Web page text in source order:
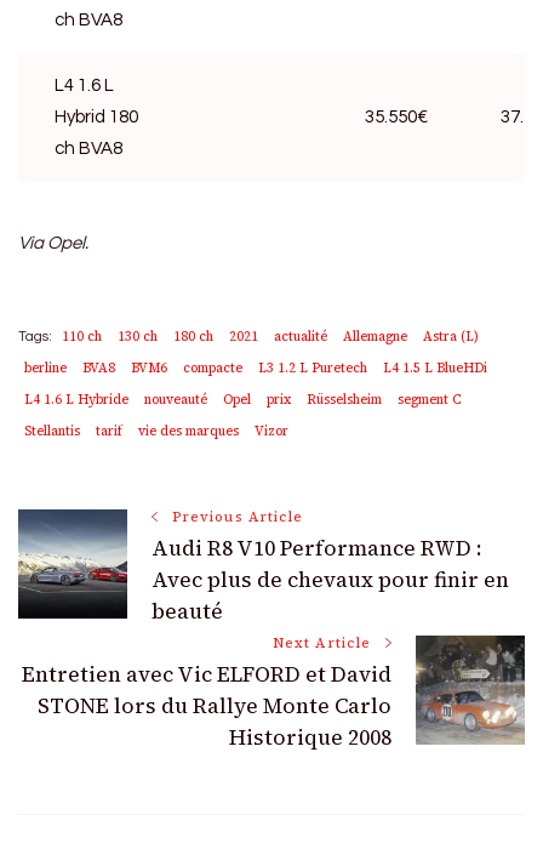
ch BVA8
L4 1.6 L
Hybrid 180
ch BVA8
35.550€
Via Opel.
Tags: 110 ch 130 ch 180 ch 2021 actualité Allemagne
Astra (L)
berline
BVA8 BVM6 compacte L3 1.2 L Puretech
L4 1.5 L BlueHDi
L4 1.6 L Hybride
nouveauté Opel prix Rüsselsheim
segment C
Stellantis
tarif vie des marques Vizor
Post
Navigation
Previous Article
Audi R8 V10 Performance RWD :
Avec plus de chevaux pour finir en
beauté
Next Article
Entretien avec Vic ELFORD et David
STONE lors du Rallye Monte Carlo
Historique 2008